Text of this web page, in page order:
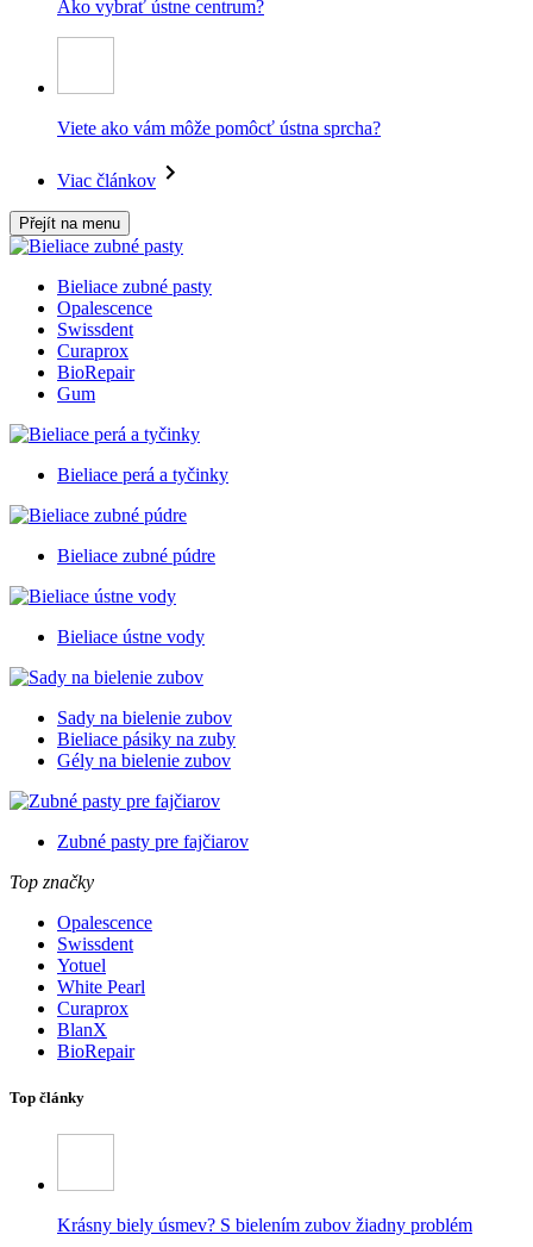
Ako vybrať ústne centrum?
Viete ako vám môže pomôcť ústna sprcha?
Viac článkov
Přejít na menu
Bieliace zubné pasty
Opalescence
Swissdent
Curaprox
BioRepair
Gum
Bieliace perá a tyčinky
Bieliace zubné púdre
Bieliace ústne vody
Sady na bielenie zubov
Bieliace pásiky na zuby
Gély na bielenie zubov
Zubné pasty pre fajčiarov
Top značky
Opalescence
Swissdent
Yotuel
White Pearl
Curaprox
BlanX
BioRepair
Top články
Krásny biely úsmev? S bielením zubov žiadny problém